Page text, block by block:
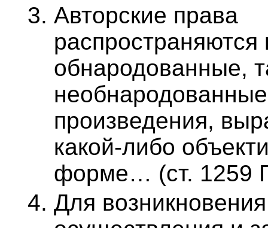
Авторские права
распространяются
обнародованные,
необнародованные
произведения,
какой-либо
форме… (ст. 1259
Для